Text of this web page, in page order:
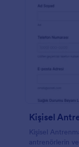
Kişisel
antrenörlerin ve